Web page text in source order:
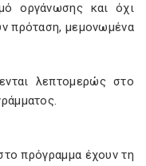
οργάνωσης και όχι
πρόταση, μεμονωμένα
λεπτομερώς στο
πρόγραμμα έχουν τη